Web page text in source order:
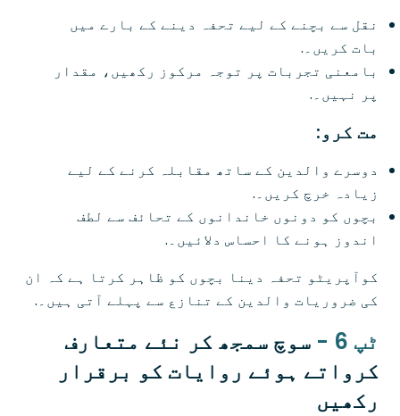
نقل سے بچنے کے لیے تحفہ دینے کے بارے میں
بات کریں۔.
بامعنی تجربات پر توجہ مرکوز رکھیں، مقدار
پر نہیں۔.
مت کرو:
دوسرے والدین کے ساتھ مقابلہ کرنے کے لیے
زیادہ خرچ کریں۔.
بچوں کو دونوں خاندانوں کے تحائف سے لطف
اندوز ہونے کا احساس دلائیں۔.
کوآپریٹو تحفہ دینا بچوں کو ظاہر کرتا ہے کہ ان
کی ضروریات والدین کے تنازع سے پہلے آتی ہیں۔.
ٹپ 6 -
سوچ سمجھ کر نئے متعارف
کرواتے ہوئے روایات کو برقرار
رکھیں